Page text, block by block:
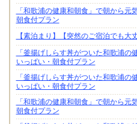
「和歌浦の健康和朝食」で朝から
朝食付プラン
【素泊まり】【突然のご宿泊でも大
「釜揚げしらす丼がついた和歌浦
いっぱい・朝食付プラン
「釜揚げしらす丼がついた和歌浦
いっぱい・朝食付プラン
「和歌浦の健康和朝食」で朝から
朝食付プラン